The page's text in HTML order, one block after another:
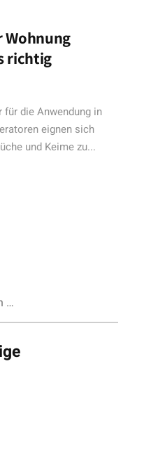
Wohnung
richtig
für die Anwendung in
eignen sich
und Keime zu...